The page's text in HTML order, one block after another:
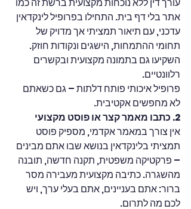
אתר בלי דף בית. התחילו בפרופיל לינקדאין
עדכני, עם תיאור תמציתי אך מדויק של
תחומי ההתמחות, הישגים ונקודות חוזק.
השקיעו גם בתמונה מקצועית ובקשרים
רלוונטיים.
פרופיל איכותי פותח דלתות – גם כשאתם
לא מחפשים אקטיבית.
2. כתבו מאמר קצר או פוסט מקצועי
אין צורך במאמר אקדמי, מספיק פוסט
תמציתי בלינקדאין בנושא שבו אתם מבינים
– פרקטיקה משפטית, תקנה חדשה, תובנה
מהשגרה. כתיבה מקצועית מעבירה מסר
ברור: אתם בעניינים, אתם בעלי ערך, ויש
לכם מה לתרום.